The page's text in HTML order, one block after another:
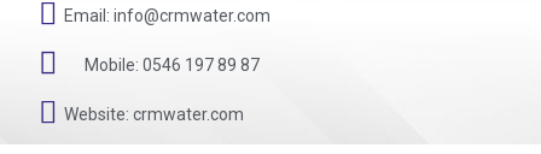
Email: info@crmwater.com
Mobile: 0546 197 89 87
Website: crmwater.com